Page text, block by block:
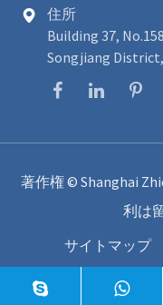

住所
Building 37,
Songjiang
著作権 © Shanghai
利は
サイトマップ